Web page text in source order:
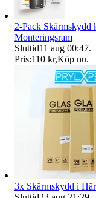
2-Pack Skärmskydd
Monteringsram
Sluttid11 aug 00:47.
Pris:110 kr,Köp nu.
3x Skärmskydd i